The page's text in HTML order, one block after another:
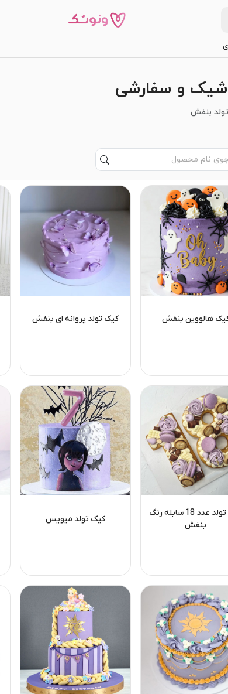
و سفارشی
بنفش
هالووین بنفش کیک تولد پروانه ای بنفش
کیک تولد عدد 18 سابله رنگ
بنفش
کیک تولد میویس